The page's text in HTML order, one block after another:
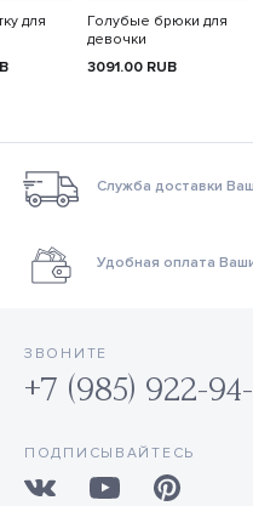
для
Голубые брюки для
девочки
3091.00 RUB
Служба доставки
Удобная оплата
ЗВОНИТЕ
+7 (985) 922-94-
ПОДПИСЫВАЙТЕСЬ